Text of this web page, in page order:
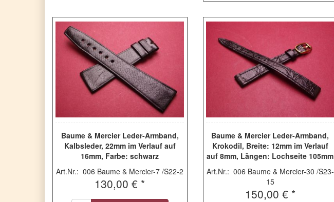
Baume & Mercier Leder-Armband,
Kalbsleder, 22mm im Verlauf auf
16mm, Farbe: schwarz
Art.Nr.: 006 Baume & Mercier-7 /S22-2
130,00 € *
Baume & Mercier Leder-Armband,
Krokodil, Breite: 12mm im Verlauf
auf 8mm, Längen: Lochseite 105mm
& Schließenseite 65mm, Farbe:
schwarz, Dornschließe aus
Edelstahl, vergoldet, gebraucht
Art.Nr.: 006 Baume & Mercier-30 /S23-
15
150,00 € *